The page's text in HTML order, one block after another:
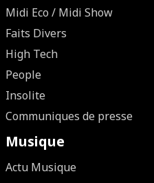
Midi Eco / Midi Show
Faits Divers
High Tech
People
Insolite
Communiques de presse
Musique
Actu Musique